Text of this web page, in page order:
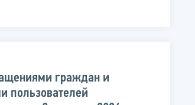
граждан и
пользователей